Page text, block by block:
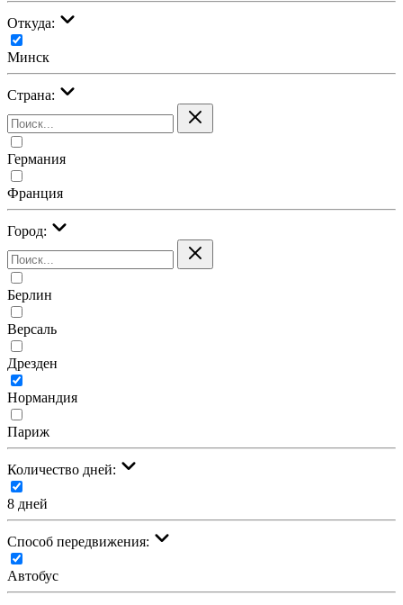
Откуда:
Минск
Страна:
Германия
Франция
Город:
Берлин
Версаль
Дрезден
Нормандия
Париж
Количество дней:
8 дней
Cпособ передвижения:
Автобус